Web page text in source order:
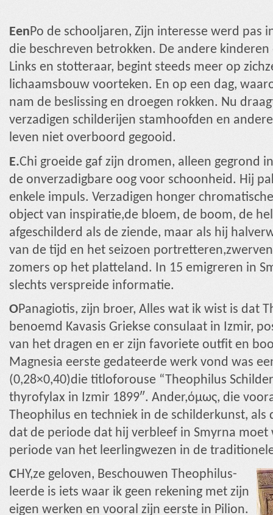
EenPo de schooljaren, Zijn interesse werd pas
die beschreven betrokken. De andere
Links en stotteraar, begint steeds meer op
lichaamsbouw voorteken. En op een dag,
nam de beslissing en droegen rokken. Nu
verzadigen schilderijen stamhoofden en
leven niet overboord gegooid.
E.Chi groeide gaf zijn dromen, alleen gegrond
de onverzadigbare oog voor schoonheid. Hij
enkele impuls. Verzadigen honger
object van inspiratie,de bloem, de boom, de
afgeschilderd als de ziende, maar als hij
van de tijd en het seizoen
zomers op het platteland. In 15 emigreren in
slechts verspreide informatie.
ΟPanagiotis, zijn broer, Alles wat ik wist is dat
benoemd Kavasis Griekse consulaat in Izmir,
van het dragen en er zijn favoriete outfit en
Magnesia eerste gedateerde werk vond was
(0,28×0,40)die titloforouse “Theophilus
thyrofylax in Izmir 1899″. Ander,όμως, die
Theophilus en techniek in de schilderkunst, als
dat de periode dat hij verbleef in Smyrna
periode van het leerlingwezen in de
CHY,ze geloven, Beschouwen Theophilus-
leerde is iets waar ik geen rekening met zijn
eigen werken en vooral zijn eerste in Pilion.